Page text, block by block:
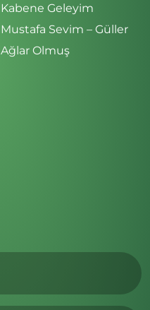
Kabene Geleyim
Mustafa Sevim – Güller
Ağlar Olmuş